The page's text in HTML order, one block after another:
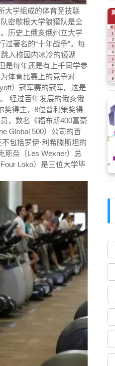
大学组成的体育竞技联
密歇根大学狼獾队是全
历史上俄亥俄州立大学
过著名的“十年战争”。每
入校园内冰冷的镜湖
是每年还是有上千同学参
体育比赛上的竞争对
）冠军赛的冠军。这是
经过百年发展的俄亥俄
奖得主，8位普利策奖得
，数名《福布斯400富豪
Global 500）公司的首
包括罗伊·利希滕斯坦的
斯奈（Les Wexner）总
Loko）是三位大学毕